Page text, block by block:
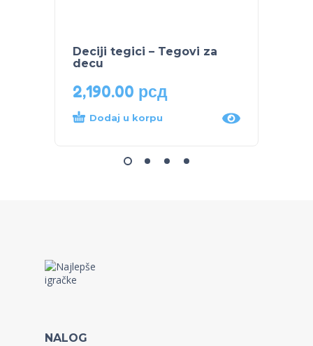
Deciji tegici – Tegovi za
decu
2,190.00 рсд
Dodaj u korpu
NALOG